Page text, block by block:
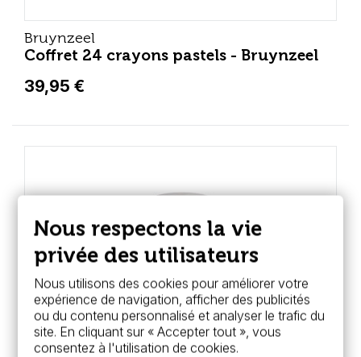
Bruynzeel
Coffret 24 crayons pastels - Bruynzeel
39,95 €
Nous respectons la vie
privée des utilisateurs
Nous utilisons des cookies pour améliorer votre
expérience de navigation, afficher des publicités
ou du contenu personnalisé et analyser le trafic du
site. En cliquant sur « Accepter tout », vous
consentez à l'utilisation de cookies.